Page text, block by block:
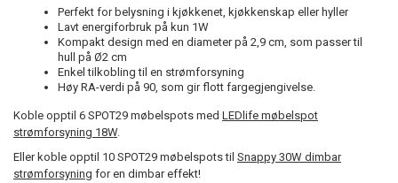
Perfekt for belysning i kjøkkenet, kjøkkenskap eller hyller
Lavt energiforbruk på kun 1W
Kompakt design med en diameter på 2,9 cm, som passer til
hull på Ø2 cm
Enkel tilkobling til en strømforsyning
Høy RA-verdi på 90, som gir flott fargegjengivelse.
Koble opptil 6 SPOT29 møbelspots med LEDlife møbelspot
strømforsyning 18W.
Eller koble opptil 10 SPOT29 møbelspots til Snappy 30W dimbar
strømforsyning for en dimbar effekt!